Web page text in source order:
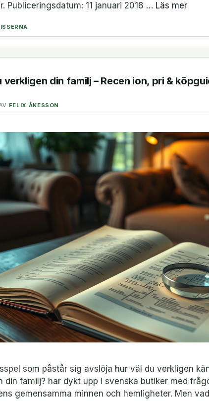
Publiceringsdatum: 11 januari 2018 … Läs mer
verkligen din familj – Recen ion, pri &
FELIX ÅKESSON
som påstår sig avslöja hur väl du verkligen
din familj? har dykt upp i svenska butiker med
gemensamma minnen och hemligheter. Men